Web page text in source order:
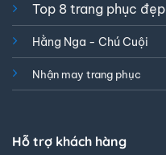
Top 8 trang phục đẹp
Hằng Nga - Chú Cuội
Nhận may trang phục
Hỗ trợ khách hàng